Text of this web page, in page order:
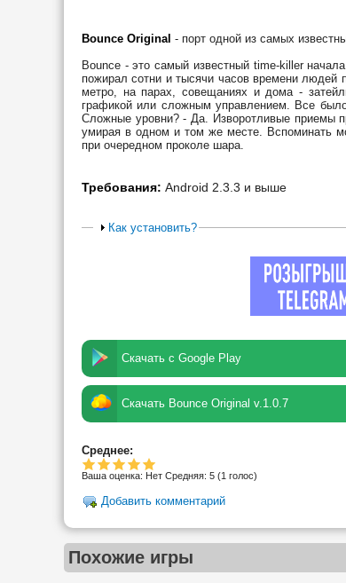
Bounce Original - порт одной из самых
Bounce - это самый известный time-killer
пожирал сотни и тысячи часов времени людей
метро, на парах, совещаниях и дома -
графикой или сложным управлением. Все
Сложные уровни? - Да. Изворотливые приемы
умирая в одном и том же месте. Вспоминать
при очередном проколе шара.
Требования: Android 2.3.3 и выше
Как установить?
Скачать с Google Play
Скачать Bounce Original v.1.0.7
Среднее:
Ваша оценка: Нет Средняя: 5 (1 голос)
Добавить комментарий
Похожие игры